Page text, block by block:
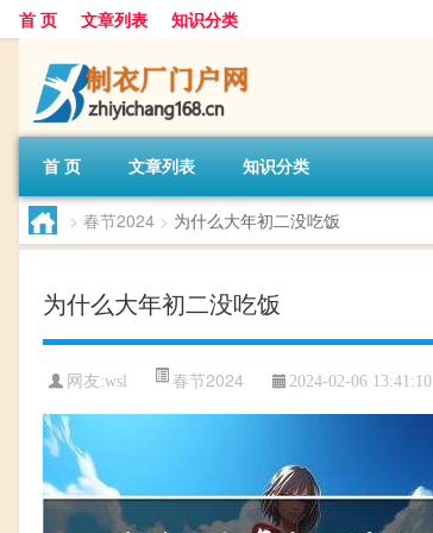
首 页 文章列表 知识分类
首 页 文章列表 知识分类
> 春节2024 > 为什么大年初二没吃饭
为什么大年初二没吃饭
网友:wsl 春节2024 2024-02-06 13:41:10